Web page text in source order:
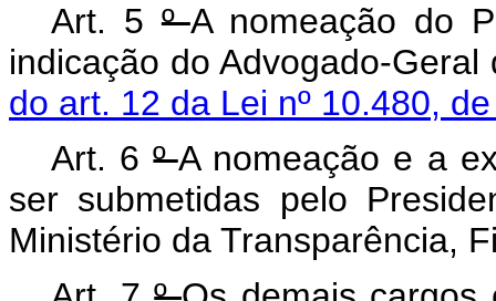
Art. 5ºA nomeação do
indicação do Advogado-
do art. 12 da Lei nº 10.480,
Art. 6ºA nomeação e a
ser submetidas pelo
Ministério da Transparência,